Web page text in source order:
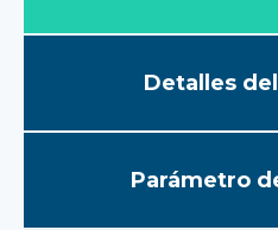
Detalles
Parámetro